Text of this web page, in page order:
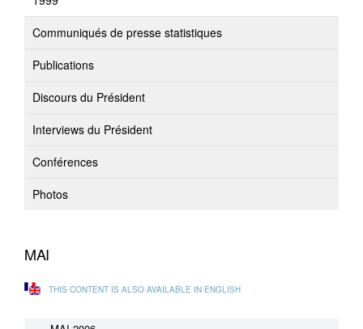
Communiqués de presse statistiques
Publications
Discours du Président
Interviews du Président
Conférences
Photos
MAI
THIS CONTENT IS ALSO AVAILABLE IN ENGLISH